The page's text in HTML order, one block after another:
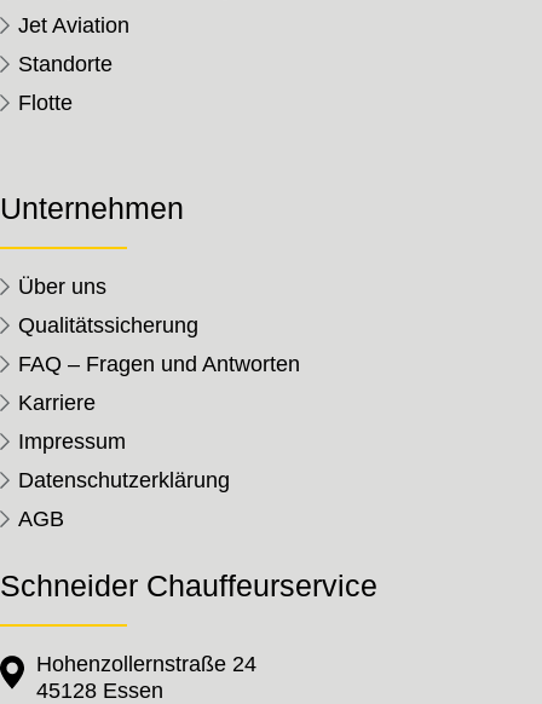
Jet Aviation
Standorte
Flotte
Unternehmen
Über uns
Qualitätssicherung
FAQ – Fragen und Antworten
Karriere
Impressum
Datenschutzerklärung
AGB
Schneider Chauffeurservice
Hohenzollernstraße 24
45128 Essen